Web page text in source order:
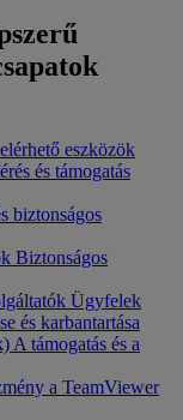
eszközök
és támogatás
biztonságos
Biztonságos
Ügyfelek
és karbantartása
A támogatás és a
a TeamViewer